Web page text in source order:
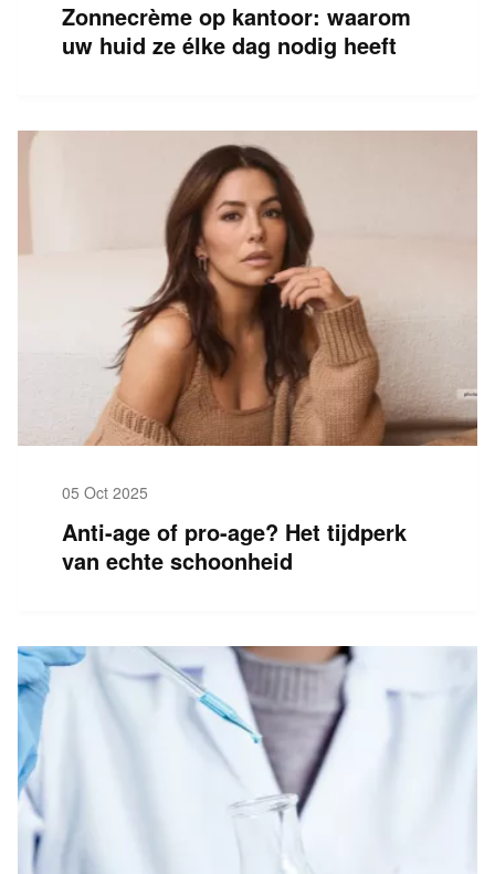
Zonnecrème op kantoor: waarom
uw huid ze élke dag nodig heeft
05 Oct 2025
Anti-age of pro-age? Het tijdperk
van echte schoonheid